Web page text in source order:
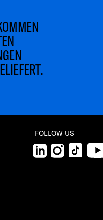
FOLLOW US
LinkedInInstagram
TikTok